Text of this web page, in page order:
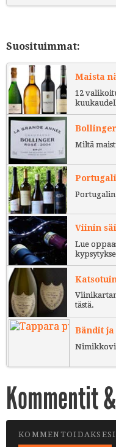
Suosituimmat:
Maista
12
Miltä
Viinin
Lue
tästä.
Bändit
Kommentit